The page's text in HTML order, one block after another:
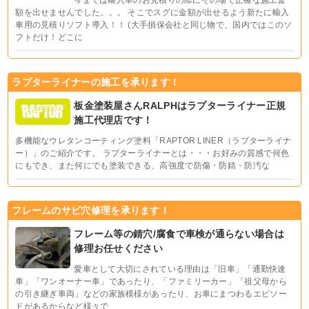
額を出せませんでした。。。 そこでスグに金額が出せるよう新たに輸入
車用の見積りソフト導入！！ (大手損保会社と同じ物で、国内ではこのソ
フトだけ！どこに
ラプターライナーの施工を承ります！
板金塗装屋さんRALPHはラプターライナー正規
施工代理店です！
多機能なウレタンコーティング塗料「RAPTOR LINER（ラプターライナ
ー）」のご紹介です。 ラプターライナーとは・・・お好みの質感で何色
にもでき、また何にでも塗装できる、高強度で防傷・防錆・防汚な
フレームのサビ穴修理を承ります！
フレーム等の錆穴/腐食で車検が通らない場合は
修理お任せください
愛車として大切にされている理由は「旧車」「通勤快速
車」「ワンオーナー車」であったり、「ファミリーカー」「祖父母から
の引き継ぎ車両」などの家族模様があったり、お車にまつわるエピソー
ドがあるからなど様々で